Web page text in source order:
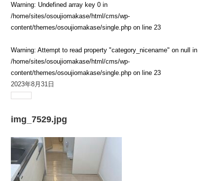
Warning: Undefined array key 0 in
/home/sites/osoujiomakase/html/cms/wp-
content/themes/osoujiomakase/single.php on line 23
Warning: Attempt to read property "category_nicename" on null in
/home/sites/osoujiomakase/html/cms/wp-
content/themes/osoujiomakase/single.php on line 23
2023年8月31日
img_7529.jpg